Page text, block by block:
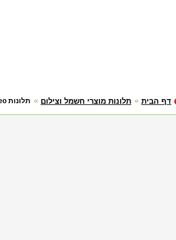
תלונות DVD & Video תלונות מוצרי חשמל וצילום דף הבית